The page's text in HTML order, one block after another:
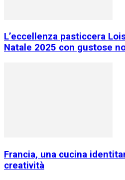
L’eccellenza pasticcera
Natale 2025 con gustose
Francia, una cucina
creatività